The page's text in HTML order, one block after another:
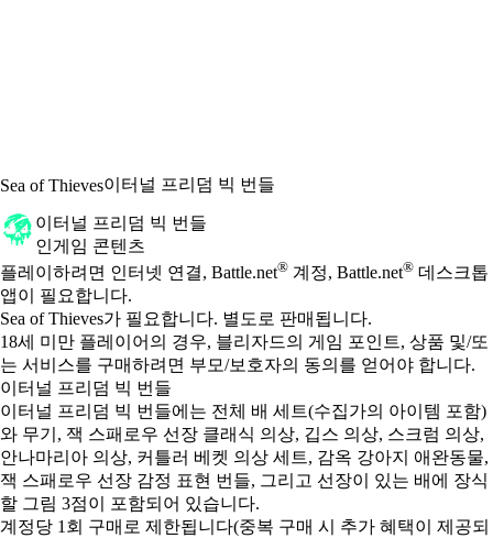
Sea of Thieves이터널 프리덤 빅 번들
이터널 프리덤 빅 번들
인게임 콘텐츠
가격
Available actions
플레이하려면 인터넷 연결, Battle.net® 계정, Battle.net® 데스크톱
앱이 필요합니다.
Sea of Thieves가 필요합니다. 별도로 판매됩니다.
18세 미만 플레이어의 경우, 블리자드의 게임 포인트, 상품 및/또
는 서비스를 구매하려면 부모/보호자의 동의를 얻어야 합니다.
이터널 프리덤 빅 번들
이터널 프리덤 빅 번들에는 전체 배 세트(수집가의 아이템 포함)
와 무기, 잭 스패로우 선장 클래식 의상, 깁스 의상, 스크럼 의상,
안나마리아 의상, 커틀러 베켓 의상 세트, 감옥 강아지 애완동물,
잭 스패로우 선장 감정 표현 번들, 그리고 선장이 있는 배에 장식
할 그림 3점이 포함되어 있습니다.
계정당 1회 구매로 제한됩니다(중복 구매 시 추가 혜택이 제공되